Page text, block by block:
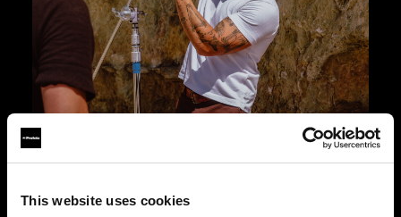
This website uses cookies
Kreative freiheit
Dank des robusten Designs sind Ihrer Kreativität